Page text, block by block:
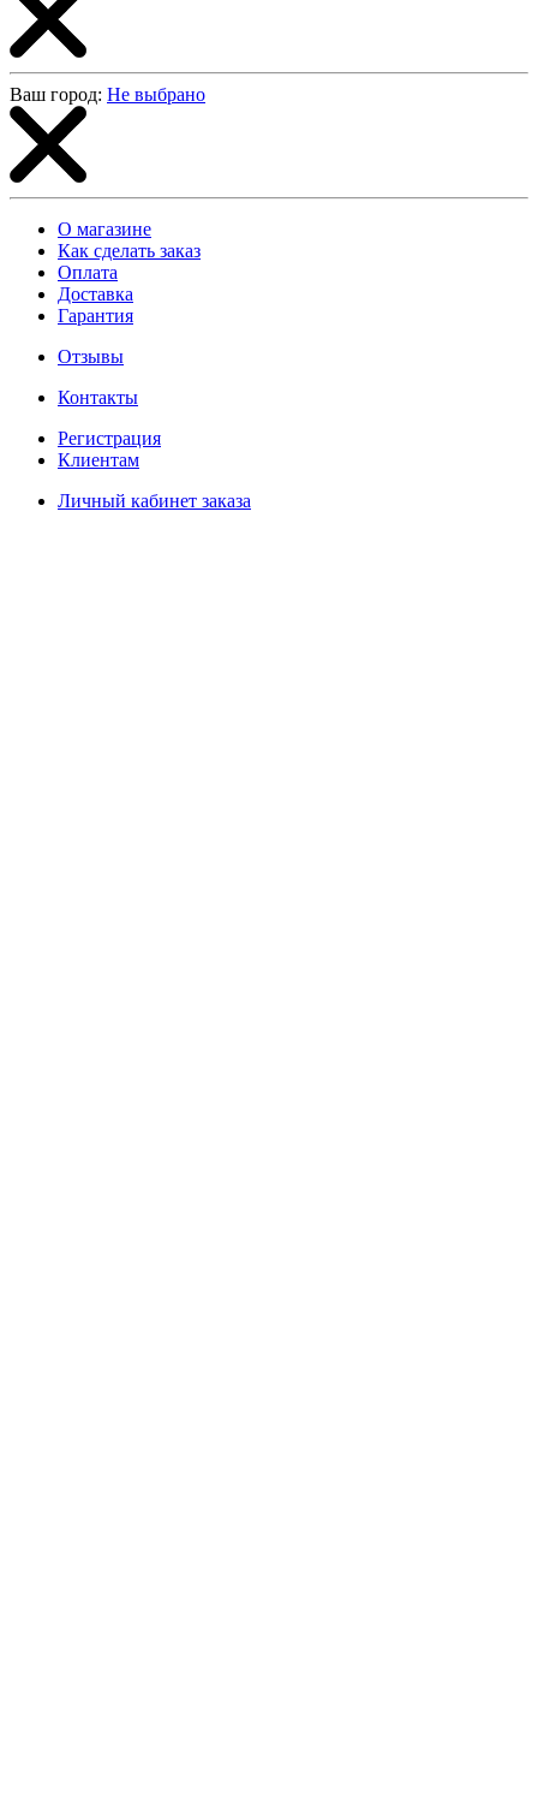
Ваш город: Не выбрано
О магазине
Как сделать заказ
Оплата
Доставка
Гарантия
Отзывы
Контакты
Регистрация
Клиентам
Личный кабинет заказа